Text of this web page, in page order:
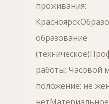
проживания:
образование
работы: Часовой
положение: не